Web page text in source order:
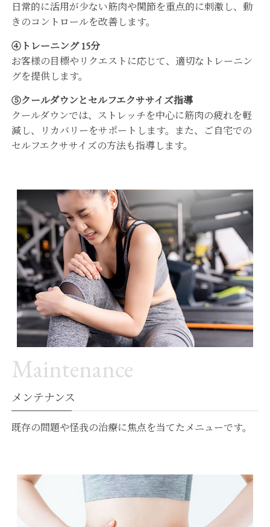
日常的に活用が少ない筋肉や関節を重点的に刺激し、動
きのコントロールを改善します。
④トレーニング 15分
お客様の目標やリクエストに応じて、適切なトレーニン
グを提供します。
⑤クールダウンとセルフエクササイズ指導
クールダウンでは、ストレッチを中心に筋肉の疲れを軽
減し、リカバリーをサポートします。また、ご自宅での
セルフエクササイズの方法も指導します。
Maintenance
メンテナンス
既存の問題や怪我の治療に焦点を当てたメニューです。